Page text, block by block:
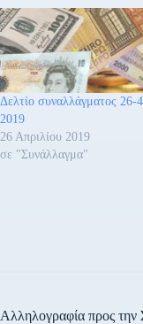
Δελτίο συναλλάγματος 26-
2019
26 Απριλίου 2019
σε "Συνάλλαγμα"
Αλληλογραφία προς την